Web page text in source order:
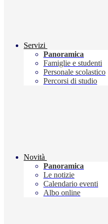
Servizi
Panoramica
Famiglie e studenti
Personale scolastico
Percorsi di studio
Novità
Panoramica
Le notizie
Calendario eventi
Albo online